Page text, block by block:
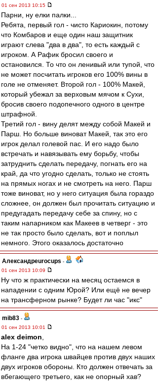
01 сен 2013 10:15
Парни, ну елки палки...
Ребята, первый гол - чисто Кариокин, потому
что Комбаров и еще один наш защитник
играют слева "два в два", то есть каждый с
игроком. А Рафик бросил своего и
остановился. То что он ленивый или тупой, что
не может посчитать игроков его 100% вины в
голе не отменяет. Второй гол - 100% Макей,
который убежал за верховым мячом к Сухи,
бросив своего подопечного одного в центре
штрафной.
Третий гол - вину делят между собой Макей и
Парш. Но больше виноват Макей, так это его
игрок делал голевой пас. И его надо было
встречать и навязывать ему борьбу, чтобы
затруднить сделать передачу, погнать его на
край, да что угодно сделать, только не стоять
на прямых ногах и не смотреть на него. Парш
тоже виноват, но у него ситуация была гораздо
сложнее, он должен был прочитать ситуацию и
предугадать передачу себе за спину, но с
таким напарником как Макеев в четверг - это
не так просто было сделать, вот и поплыл
немного. Этого оказалось достаточно
Александрeurocups -
01 сен 2013 10:09
Ну что ж практически на месяц остаемся в
нападении с одним Юрой? Или ещё не вечер
на трансферном рынке? Будет ли час "икс"
mib83 -
01 сен 2013 10:01
alex deimon
На 1-24 "четко видно", что на нашем левом
фланге два игрока швайцев против двух наших
двух игроков обороны. Кто должен отвечать за
вбегающего третьего, как не опорный хав?